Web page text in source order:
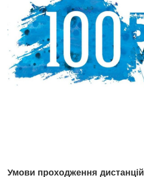
Умови проходження дистанцій